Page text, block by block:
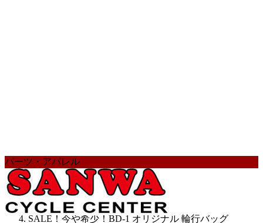
パーツ・アパレル
HOME
スタッフブログ
パーツ・アパレル
SALE！今や希少！BD-1 オリジナル 輪行バッグ